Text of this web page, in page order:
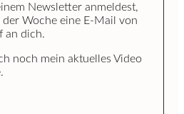
Newsletter anmeldest,
Woche eine E-Mail von
an dich.
noch mein aktuelles Video